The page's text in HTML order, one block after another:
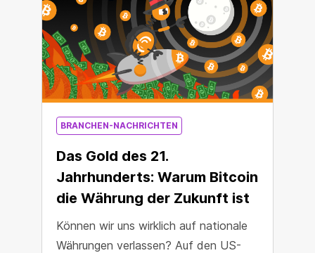
BRANCHEN-NACHRICHTEN
Das Gold des 21.
Jahrhunderts: Warum Bitcoin
die Währung der Zukunft ist
Können wir uns wirklich auf nationale
Währungen verlassen? Auf den US-